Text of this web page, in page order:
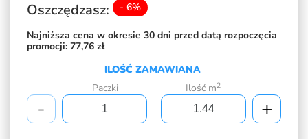
Oszczędzasz: - 6%
Najniższa cena w okresie 30 dni przed datą rozpoczęcia
promocji: 77,76 zł
ILOŚĆ ZAMAWIANA
Paczki
Ilość m2
- +